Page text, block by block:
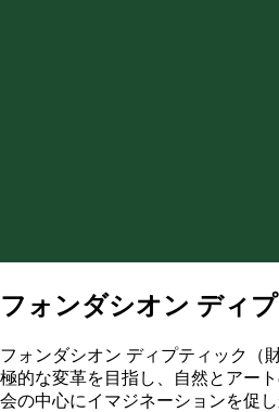
フォンダシオン ディ
フォンダシオン ディプティック（
極的な変革を目指し、自然とアー
会の中心にイマジネーションを促